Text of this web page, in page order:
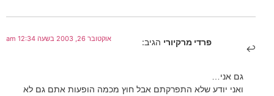
פרדי מרקיורי הגיב: אוקטובר 26, 2003 בשעה 12:34 am
גם אני…
ואני יודע שלא התפרקתם אבל חוץ מכמה הופעות אתם גם לא